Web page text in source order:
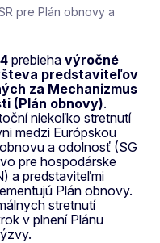
pre Plán obnovy a
prebieha výročné
predstaviteľov
za Mechanizmus
(Plán obnovy).
niekoľko stretnutí
medzi Európskou
a odolnosť (SG
pre hospodárske
a predstaviteľmi
Plán obnovy.
stretnutí
v plnení Plánu